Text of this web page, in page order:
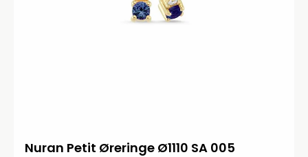
Nuran Petit Øreringe Ø1110 SA 005